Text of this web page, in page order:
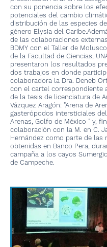
con su ponencia sobre los
potenciales del cambio
distribución de las especies
género Elysia del
de las colaboraciones
BDMY con el Taller de
de la Facultad de Ciencias,
presentaron los resultados
dos trabajos en donde
colaboradora la Dra. Deneb
con el cartel correspondiente
de la tesis de licenciatura de
Vázquez Aragón: "Arena de
gasterópodos intersticiales
Arenas, Golfo de México " y,
colaboración con la M. en C.
Hernández como parte de las
obtenidas en Banco Pera,
campaña a los cayos
de Campeche.